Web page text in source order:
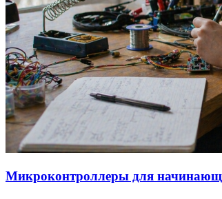
Микроконтроллеры для